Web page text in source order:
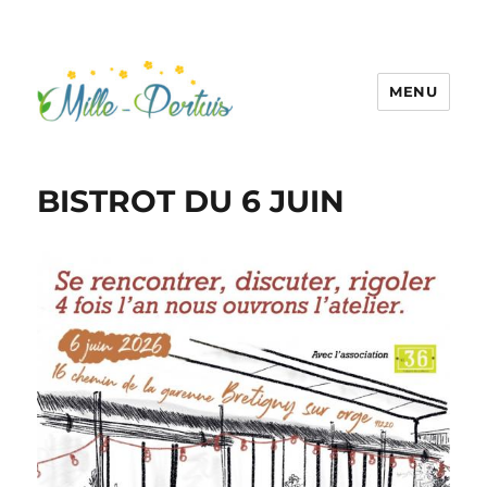
MENU
BISTROT DU 6 JUIN